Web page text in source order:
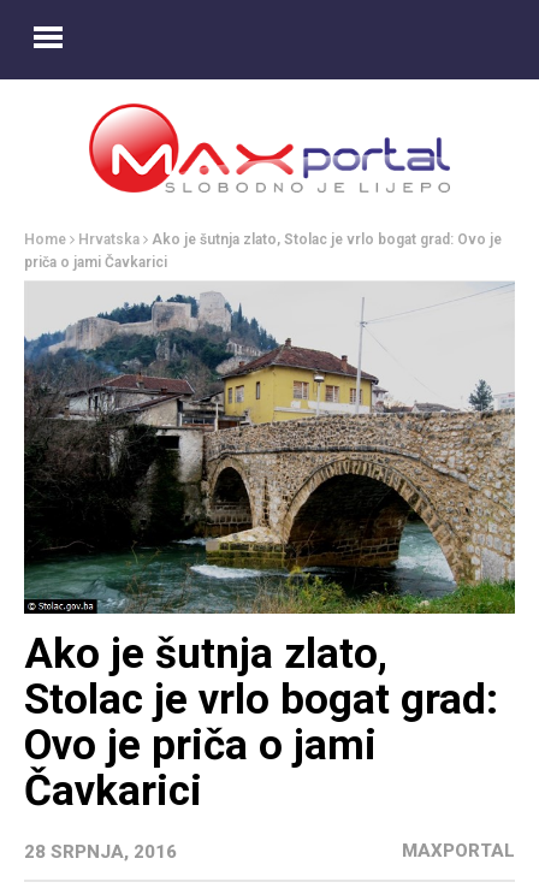
Home Hrvatska
Ako je šutnja zlato, Stolac je vrlo bogat grad: Ovo je
priča o jami Čavkarici
Ako je šutnja zlato,
Stolac je vrlo bogat grad:
Ovo je priča o jami
Čavkarici
28 SRPNJA, 2016 MAXPORTAL